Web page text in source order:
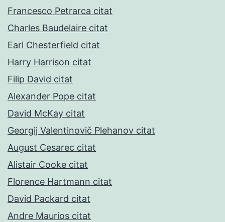
Francesco Petrarca citat
Charles Baudelaire citat
Earl Chesterfield citat
Harry Harrison citat
Filip David citat
Alexander Pope citat
David McKay citat
Georgij Valentinovič Plehanov citat
August Cesarec citat
Alistair Cooke citat
Florence Hartmann citat
David Packard citat
Andre Maurios citat